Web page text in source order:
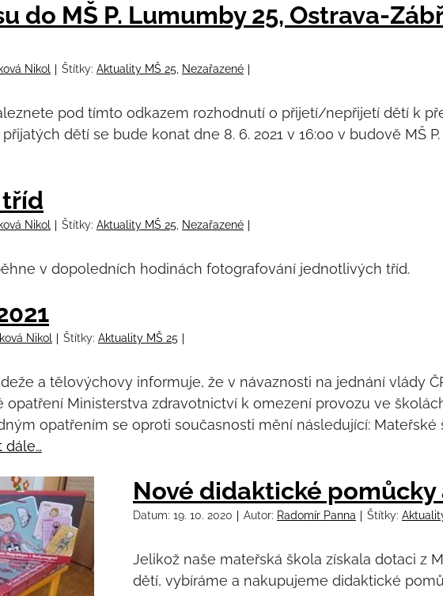
do MŠ P. Lumumby 25, Ostrava-
Nikol Štítky: Aktuality MŠ 25 Nezařazené
pod tímto odkazem rozhodnutí o přijetí/nepřijetí dětí k
dětí se bude konat dne 8. 6. 2021 v 16:00 v budově MŠ
Nikol Štítky: Aktuality MŠ 25 Nezařazené
v dopoledních hodinách fotografování jednotlivých tříd.
Nikol Štítky: Aktuality MŠ 25
a tělovýchovy informuje, že v návaznosti na jednání vlády
Ministerstva zdravotnictví k omezení provozu ve
opatřením se oproti současnosti mění následující:
dále…
Nové didaktické pomůcky
Datum: 19. 10. 2020 Autor: Radomír Panna Štítky:
Jelikož naše mateřská škola získala dotaci z
dětí, vybíráme a nakupujeme didaktické